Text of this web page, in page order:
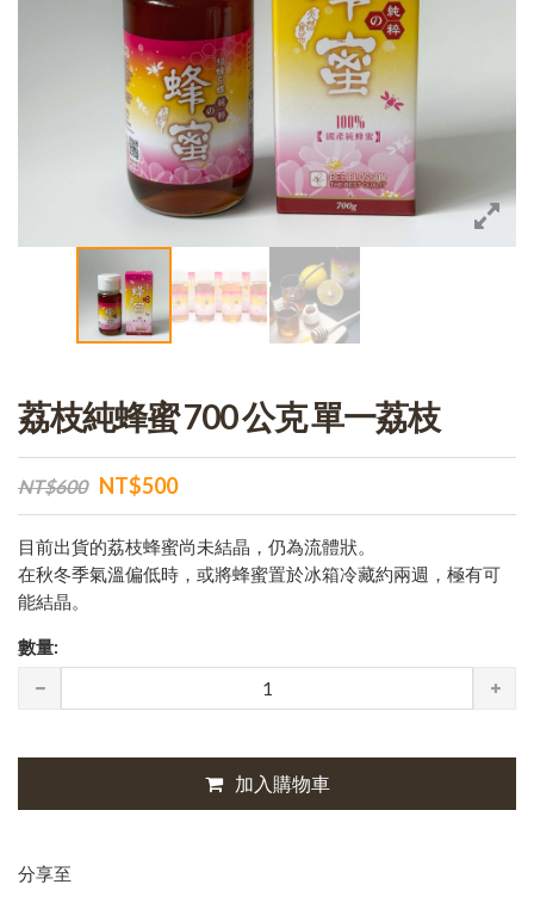
荔枝純蜂蜜 700 公克 單一荔枝
NT$600 NT$500
目前出貨的荔枝蜂蜜尚未結晶，仍為流體狀。
在秋冬季氣溫偏低時，或將蜂蜜置於冰箱冷藏約兩週，極有可
能結晶。
數量:
加入購物車
分享至